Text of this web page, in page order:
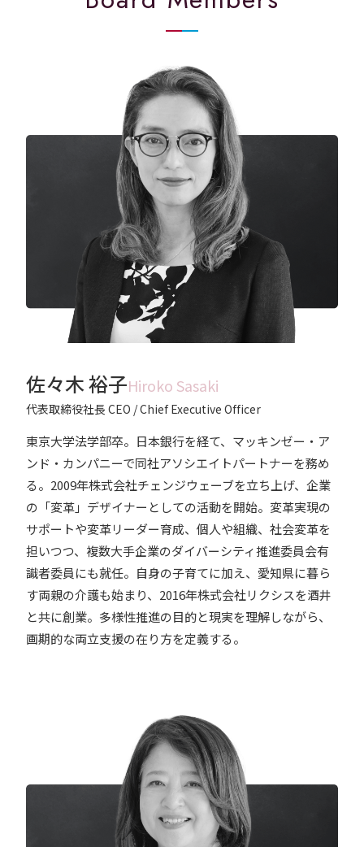
佐々木 裕子Hiroko Sasaki
代表取締役社長 CEO / Chief Executive Officer
東京大学法学部卒。日本銀行を経て、マッキンゼー・ア
ンド・カンパニーで同社アソシエイトパートナーを務め
る。2009年株式会社チェンジウェーブを立ち上げ、企業
の「変革」デザイナーとしての活動を開始。変革実現の
サポートや変革リーダー育成、個人や組織、社会変革を
担いつつ、複数大手企業のダイバーシティ推進委員会有
識者委員にも就任。自身の子育てに加え、愛知県に暮ら
す両親の介護も始まり、2016年株式会社リクシスを酒井
と共に創業。多様性推進の目的と現実を理解しながら、
画期的な両立支援の在り方を定義する。